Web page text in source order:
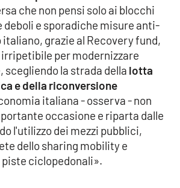
insieme
che non pensi solo ai blocchi
deboli e sporadiche misure anti-
italiano, grazie al Recovery fund,
irripetibile per modernizzare
scegliendo la strada della lotta
e della riconversione
italiana - osserva - non
occasione e riparta dalle
l'utilizzo dei mezzi pubblici,
dello sharing mobility e
ciclopedonali».